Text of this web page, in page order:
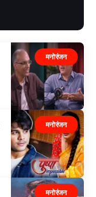
मनोरंजन
मनोरंजन
मनोरंजन